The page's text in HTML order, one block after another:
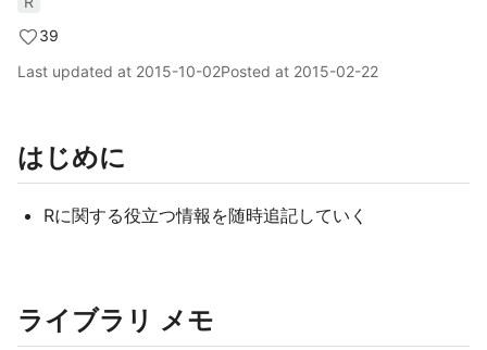
39
Last updated at 2015-10-02Posted at 2015-02-22
はじめに
Rに関する役立つ情報を随時追記していく
ライブラリ メモ